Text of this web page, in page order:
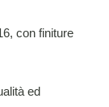
con finiture
ed